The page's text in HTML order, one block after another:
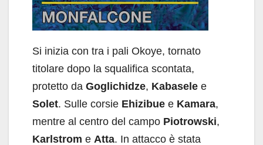
Si inizia con tra i pali Okoye, tornato
titolare dopo la squalifica scontata,
protetto da Goglichidze, Kabasele e
Solet. Sulle corsie Ehizibue e Kamara,
mentre al centro del campo Piotrowski,
Karlstrom e Atta. In attacco è stata